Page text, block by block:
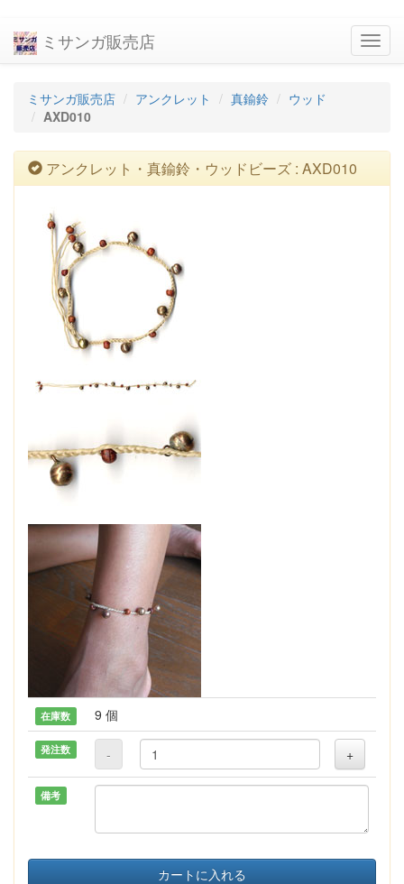
ミサンガ販売店
ミサンガ販売店 アンクレット 真鍮鈴
ウッド
AXD010
アンクレット・真鍮鈴・ウッドビーズ : AXD010
在庫数 9 個
発注数 - +
備考
カートに入れる